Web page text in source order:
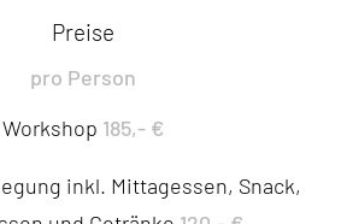
Preise
pro Person
Workshop 185,- €
inkl. Mittagessen, Snack,